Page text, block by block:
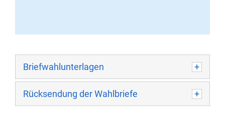
Briefwahlunterlagen
Rücksendung der Wahlbriefe